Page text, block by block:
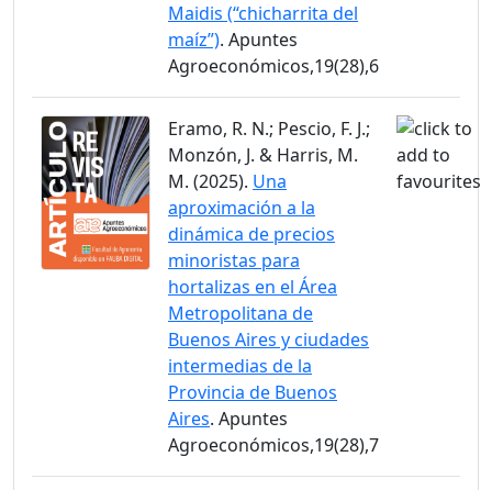
Maidis (“chicharrita del
maíz”). Apuntes
Agroeconómicos,19(28),6
Eramo, R. N.; Pescio, F. J.;
Monzón, J. & Harris, M.
M. (2025). Una
aproximación a la
dinámica de precios
minoristas para
hortalizas en el Área
Metropolitana de
Buenos Aires y ciudades
intermedias de la
Provincia de Buenos
Aires. Apuntes
Agroeconómicos,19(28),7